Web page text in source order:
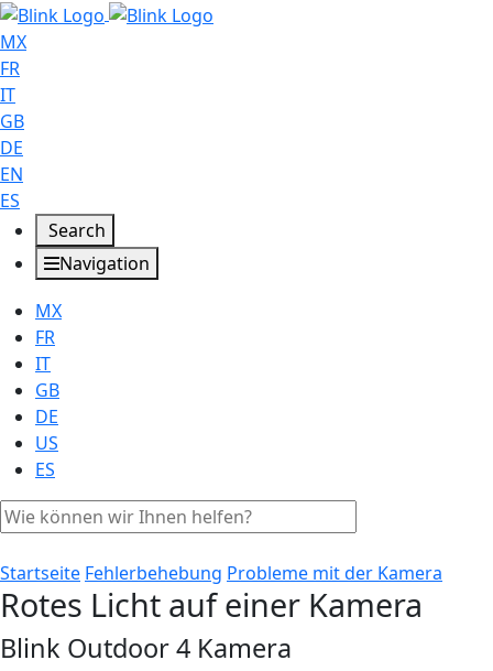
MX
FR
IT
GB
DE
EN
ES
Search
Navigation
MX
FR
IT
GB
DE
US
ES
Startseite Fehlerbehebung Probleme mit der Kamera
Rotes Licht auf einer Kamera
Blink Outdoor 4 Kamera